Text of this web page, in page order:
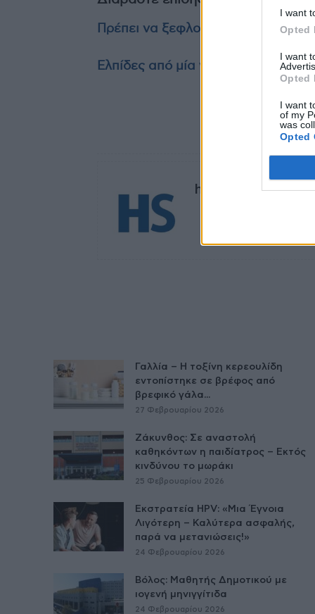
I want
Opted
I want
Opted
I want
of my
was
Opted
Πρέπει να ξεφλουδίζουμε τα
Ελπίδες από μία νέα θεραπεία για
αντιμετώπιση
healthstories
Γαλλία – Η τοξίνη κερεουλίδη
εντοπίστηκε σε βρέφος από
βρεφικό γάλα...
27 Φεβρουαρίου 2026
Ζάκυνθος: Σε αναστολή
καθηκόντων η παιδίατρος – Εκτός
κινδύνου το μωράκι
25 Φεβρουαρίου 2026
Εκστρατεία HPV: «Μια Έγνοια
Λιγότερη – Καλύτερα ασφαλής,
παρά να μετανιώσεις!»
24 Φεβρουαρίου 2026
Βόλος: Μαθητής Δημοτικού με
ιογενή μηνιγγίτιδα
24 Φεβρουαρίου 2026